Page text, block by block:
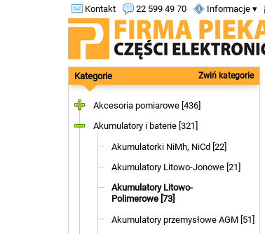
Kontakt 22 599 49 70 Informacje ▾
Kategorie Zwiń kategorie
Akcesoria pomiarowe [436]
Akumulatory i baterie [321]
Akumulatorki NiMh, NiCd [22]
Akumulatory Litowo-Jonowe [21]
Akumulatory Litowo-
Polimerowe [73]
Akumulatory przemysłowe AGM [51]